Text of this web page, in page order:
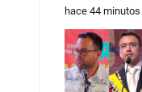
hace 44 minutos